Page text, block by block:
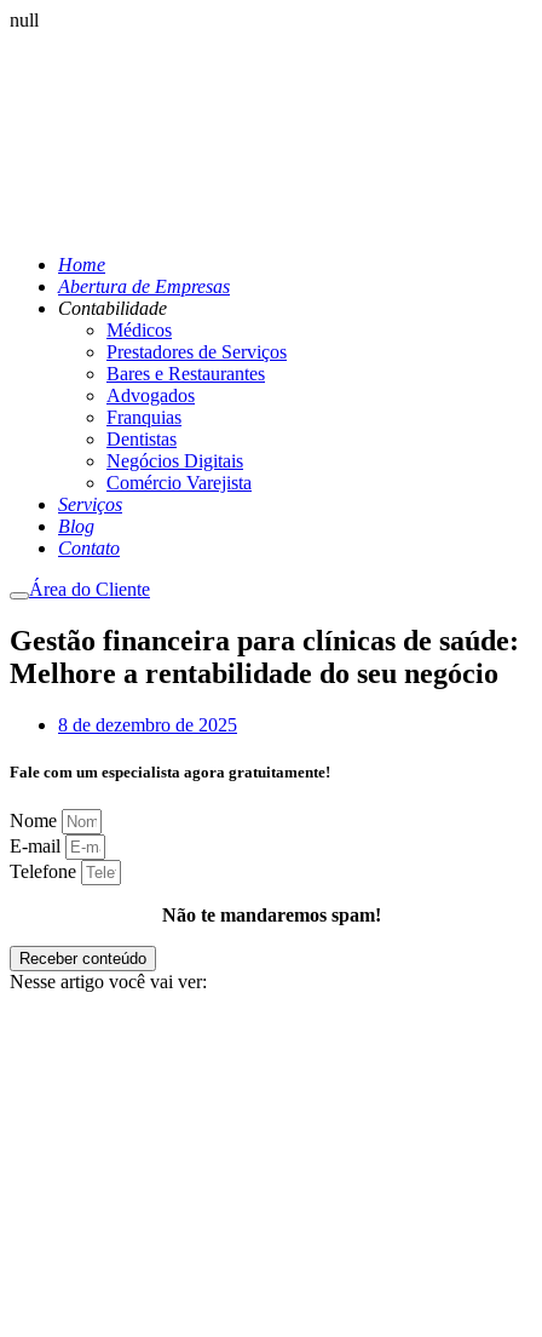
null
Home
Abertura de Empresas
Contabilidade
Médicos
Prestadores de Serviços
Bares e Restaurantes
Advogados
Franquias
Dentistas
Negócios Digitais
Comércio Varejista
Serviços
Blog
Contato
Menu
Área do Cliente
Gestão financeira para clínicas de saúde:
Melhore a rentabilidade do seu negócio
8 de dezembro de 2025
Fale com um especialista agora gratuitamente!
Nome
E-mail
Telefone
Não te mandaremos spam!
Receber conteúdo
Nesse artigo você vai ver: